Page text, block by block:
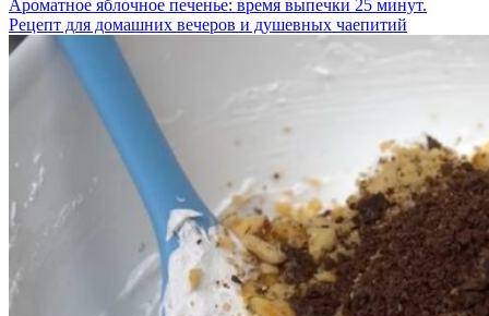
Ароматное яблочное печенье: время выпечки 25 минут.
Рецепт для домашних вечеров и душевных чаепитий